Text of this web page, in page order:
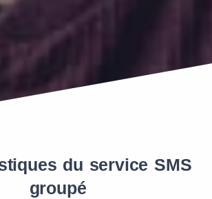
du service SMS
groupé